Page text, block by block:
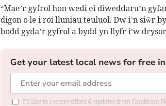
“Mae’r gyfrol hon wedi ei diweddaru’n
digon o le i roi lluniau teuluol. Dw i’n siŵr
bodd gyda’r gyfrol a bydd yn llyfr i’w
Get your latest local news for free
I'd like to receive offers & updates from Cambrian